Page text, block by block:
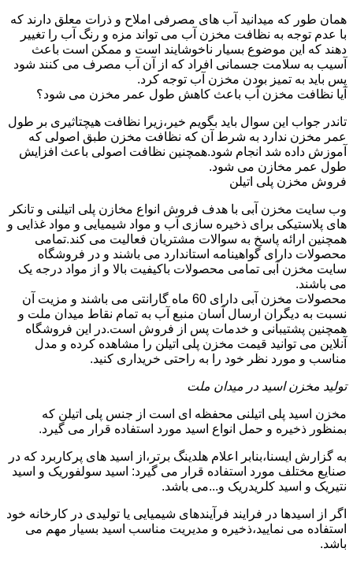
همان طور که میدانید آب های مصرفی املاح و ذرات معلق دارند که
با عدم توجه به نظافت مخزن آب می تواند مزه و رنگ آب را تغییر
دهند که این موضوع بسیار ناخوشایند است و ممکن است باعث
آسیب به سلامت جسمانی افراد که از آن آب مصرف می کنند شود
پس باید به تمیز بودن مخزن آب توجه کرد.
آیا نظافت مخزن آب باعث کاهش طول عمر مخزن می شود؟
تاندر جواب این سوال باید بگویم خیر،زیرا نظافت هیچتاثیری بر طول
عمر مخزن ندارد به شرط آن که نظافت مخزن طبق اصولی که
آموزش داده شد انجام شود.همچنین نظافت اصولی باعث افزایش
طول عمر مخازن می شود.
فروش مخزن پلی اتیلن
وب سایت مخزن آبی با هدف فروش انواع مخازن پلی اتیلنی و تانکر
های پلاستیکی برای ذخیره سازی آب و مواد شیمیایی و مواد غذایی و
همچنین ارائه پاسخ به سوالات مشتریان فعالیت می کند.تمامی
محصولات دارای گواهینامه استاندارد می باشند و در فروشگاه
سایت مخزن آبی تمامی محصولات باکیفیت بالا و از مواد درجه یک
می باشند.
محصولات مخزن آبی دارای 60 ماه گارانتی می باشند و مزیت آن
نسبت به دیگران ارسال آسان منبع آب به تمام نقاط میدان ملت و
همچنین پشتیبانی و خدمات پس از فروش است.در این فروشگاه
آنلاین می توانید قیمت مخزن پلی اتیلن را مشاهده کرده و مدل
مناسب و مورد نظر خود را به راحتی خریداری کنید.
تولید مخزن اسید در میدان ملت
مخزن اسید پلی اتیلنی محفظه ای است از جنس پلی اتیلن که
بمنظور ذخیره و حمل انواع اسید مورد استفاده قرار می گیرد.
به گزارش ایسنا،بنابر اعلام هلدینگ برتر،از اسید های پرکاربرد که در
صنایع مختلف مورد استفاده قرار می گیرد: اسید سولفوریک و اسید
نتیریک و اسید کلریدریک و...می باشد.
اگر از اسیدها در فرایند فرآیندهای شیمیایی یا تولیدی در کارخانه خود
استفاده می نمایید،ذخیره و مدیریت مناسب اسید بسیار مهم می
باشد.